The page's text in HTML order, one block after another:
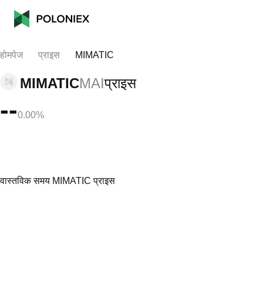
होमपेज प्राइस MIMATIC
MIMATICMAIप्राइस
--0.00%
वास्तविक समय MIMATIC प्राइस